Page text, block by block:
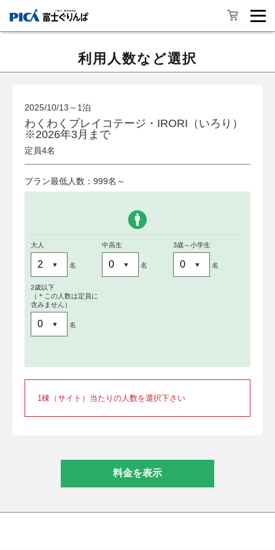
利用人数など選択
2025/10/13～1泊
わくわくプレイコテージ・IRORI（いろり）
※2026年3月まで
定員4名
プラン最低人数：999名～
大人
名
中高生
名
3歳～小学生
名
2歳以下
（＊この人数は定員に
含みません）
名
1棟（サイト）当たりの人数を選択下さい
料金を表示